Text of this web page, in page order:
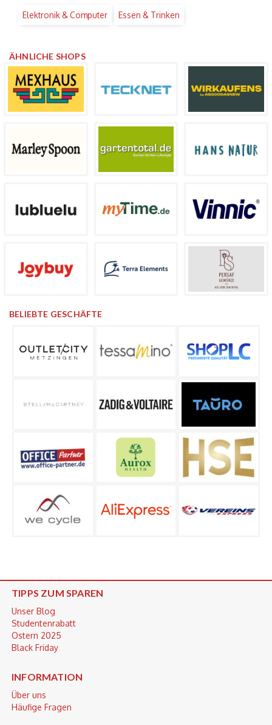
Elektronik & Computer Essen & Trinken
ÄHNLICHE SHOPS
BELIEBTE GESCHÄFTE
TIPPS ZUM SPAREN
Unser Blog
Studentenrabatt
Ostern 2025
Black Friday
INFORMATION
Über uns
Häufige Fragen